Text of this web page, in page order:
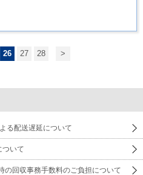
26 27 28 >
る配送遅延について
ついて
の回収事務手数料のご負担について